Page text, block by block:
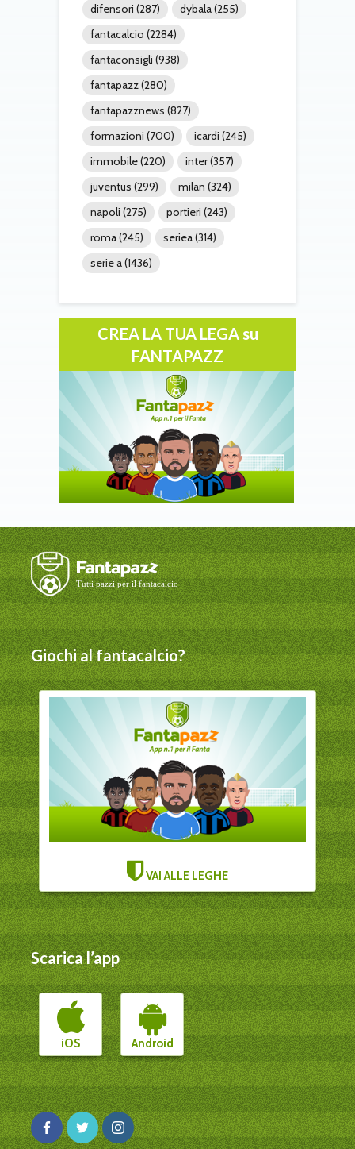
difensori (287) dybala(255)
fantacalcio (2284)
fantaconsigli (938)
fantapazz(280)
fantapazznews (827)
formazioni (700) icardi (245)
immobile(220) inter(357)
juventus (299) milan (324)
napoli (275) portieri (243)
roma(245) seriea(314)
serie a(1436)
CREA LA TUA LEGA su
FANTAPAZZ
Giochi al fantacalcio?
VAI ALLE LEGHE
Scarica l’app
iOS Android